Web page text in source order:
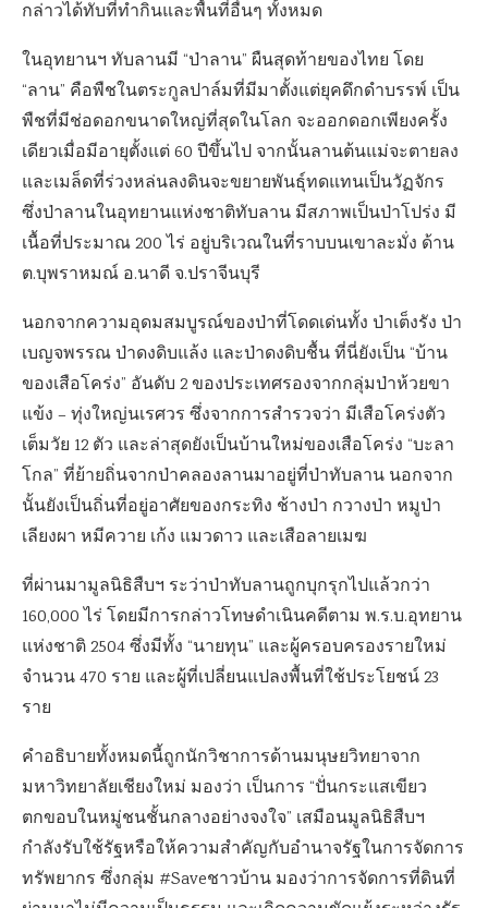
กล่าวได้ทับที่ทำกินและพื้นที่อื่นๆ ทั้งหมด
ในอุทยานฯ ทับลานมี “ป่าลาน” ผืนสุดท้ายของไทย โดย
“ลาน” คือพืชในตระกูลปาล์มที่มีมาตั้งแต่ยุคดึกดำบรรพ์ เป็น
พืชที่มีช่อดอกขนาดใหญ่ที่สุดในโลก จะออกดอกเพียงครั้ง
เดียวเมื่อมีอายุตั้งแต่ 60 ปีขึ้นไป จากนั้นลานต้นแม่จะตายลง
และเมล็ดที่ร่วงหล่นลงดินจะขยายพันธุ์ทดแทนเป็นวัฏจักร
ซึ่งป่าลานในอุทยานแห่งชาติทับลาน มีสภาพเป็นป่าโปร่ง มี
เนื้อที่ประมาณ 200 ไร่ อยู่บริเวณในที่ราบบนเขาละมั่ง ด้าน
ต.บุพราหมณ์ อ.นาดี จ.ปราจีนบุรี
นอกจากความอุดมสมบูรณ์ของป่าที่โดดเด่นทั้ง ป่าเต็งรัง ป่า
เบญจพรรณ ป่าดงดิบแล้ง และป่าดงดิบชื้น ที่นี่ยังเป็น “บ้าน
ของเสือโคร่ง” อันดับ 2 ของประเทศรองจากกลุ่มป่าห้วยขา
แข้ง – ทุ่งใหญ่นเรศวร ซึ่งจากการสำรวจว่า มีเสือโคร่งตัว
เต็มวัย 12 ตัว และล่าสุดยังเป็นบ้านใหม่ของเสือโคร่ง “บะลา
โกล” ที่ย้ายถิ่นจากป่าคลองลานมาอยู่ที่ป่าทับลาน นอกจาก
นั้นยังเป็นถิ่นที่อยู่อาศัยของกระทิง ช้างป่า กวางป่า หมูป่า
เลียงผา หมีควาย เก้ง แมวดาว และเสือลายเมฆ
ที่ผ่านมามูลนิธิสืบฯ ระว่าป่าทับลานถูกบุกรุกไปแล้วกว่า
160,000 ไร่ โดยมีการกล่าวโทษดำเนินคดีตาม พ.ร.บ.อุทยาน
แห่งชาติ 2504 ซึ่งมีทั้ง “นายทุน” และผู้ครอบครองรายใหม่
จำนวน 470 ราย และผู้ที่เปลี่ยนแปลงพื้นที่ใช้ประโยชน์ 23
ราย
คำอธิบายทั้งหมดนี้ถูกนักวิชาการด้านมนุษยวิทยาจาก
มหาวิทยาลัยเชียงใหม่ มองว่า เป็นการ “ปั่นกระแสเขียว
ตกขอบในหมู่ชนชั้นกลางอย่างจงใจ” เสมือนมูลนิธิสืบฯ
กำลังรับใช้รัฐหรือให้ความสำคัญกับอำนาจรัฐในการจัดการ
ทรัพยากร ซึ่งกลุ่ม #Saveชาวบ้าน มองว่าการจัดการที่ดินที่